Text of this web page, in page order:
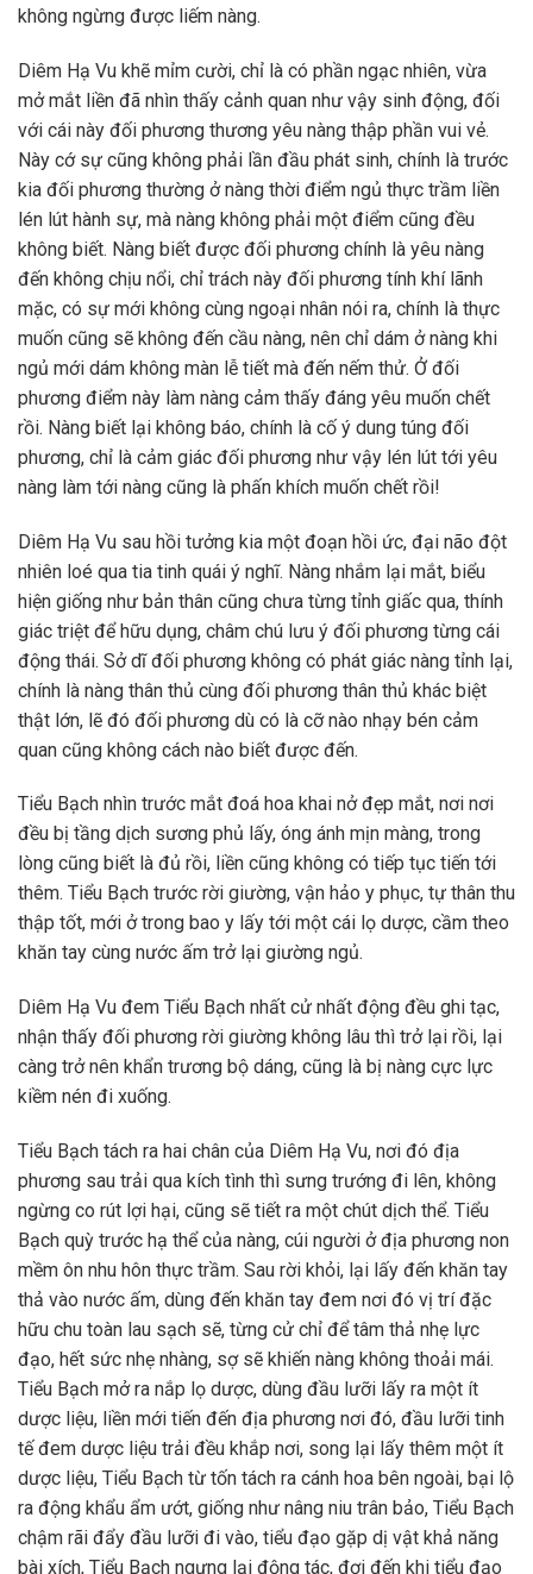
không ngừng được liếm nàng.
Diêm Hạ Vu khẽ mỉm cười, chỉ là có phần ngạc nhiên, vừa
mở mắt liền đã nhìn thấy cảnh quan như vậy sinh động, đối
với cái này đối phương thương yêu nàng thập phần vui vẻ.
Này cớ sự cũng không phải lần đầu phát sinh, chính là trước
kia đối phương thường ở nàng thời điểm ngủ thực trầm liền
lén lút hành sự, mà nàng không phải một điểm cũng đều
không biết. Nàng biết được đối phương chính là yêu nàng
đến không chịu nổi, chỉ trách này đối phương tính khí lãnh
mặc, có sự mới không cùng ngoại nhân nói ra, chính là thực
muốn cũng sẽ không đến cầu nàng, nên chỉ dám ở nàng khi
ngủ mới dám không màn lễ tiết mà đến nếm thử. Ở đối
phương điểm này làm nàng cảm thấy đáng yêu muốn chết
rồi. Nàng biết lại không báo, chính là cố ý dung túng đối
phương, chỉ là cảm giác đối phương như vậy lén lút tới yêu
nàng làm tới nàng cũng là phấn khích muốn chết rồi!
Diêm Hạ Vu sau hồi tưởng kia một đoạn hồi ức, đại não đột
nhiên loé qua tia tinh quái ý nghĩ. Nàng nhắm lại mắt, biểu
hiện giống như bản thân cũng chưa từng tỉnh giấc qua, thính
giác triệt để hữu dụng, châm chú lưu ý đối phương từng cái
động thái. Sở dĩ đối phương không có phát giác nàng tỉnh lại,
chính là nàng thân thủ cùng đối phương thân thủ khác biệt
thật lớn, lẽ đó đối phương dù có là cỡ nào nhạy bén cảm
quan cũng không cách nào biết được đến.
Tiểu Bạch nhìn trước mắt đoá hoa khai nở đẹp mắt, nơi nơi
đều bị tầng dịch sương phủ lấy, óng ánh mịn màng, trong
lòng cũng biết là đủ rồi, liền cũng không có tiếp tục tiến tới
thêm. Tiểu Bạch trước rời giường, vận hảo y phục, tự thân thu
thập tốt, mới ở trong bao y lấy tới một cái lọ dược, cầm theo
khăn tay cùng nước ấm trở lại giường ngủ.
Diêm Hạ Vu đem Tiểu Bạch nhất cử nhất động đều ghi tạc,
nhận thấy đối phương rời giường không lâu thì trở lại rồi, lại
càng trở nên khẩn trương bộ dáng, cũng là bị nàng cực lực
kiềm nén đi xuống.
Tiểu Bạch tách ra hai chân của Diêm Hạ Vu, nơi đó địa
phương sau trải qua kích tình thì sưng trướng đi lên, không
ngừng co rút lợi hại, cũng sẽ tiết ra một chút dịch thể. Tiểu
Bạch quỳ trước hạ thể của nàng, cúi người ở địa phương non
mềm ôn nhu hôn thực trầm. Sau rời khỏi, lại lấy đến khăn tay
thả vào nước ấm, dùng đến khăn tay đem nơi đó vị trí đặc
hữu chu toàn lau sạch sẽ, từng cử chỉ để tâm thả nhẹ lực
đạo, hết sức nhẹ nhàng, sợ sẽ khiến nàng không thoải mái.
Tiểu Bạch mở ra nắp lọ dược, dùng đầu lưỡi lấy ra một ít
dược liệu, liền mới tiến đến địa phương nơi đó, đầu lưỡi tinh
tế đem dược liệu trải đều khắp nơi, song lại lấy thêm một ít
dược liệu, Tiểu Bạch từ tốn tách ra cánh hoa bên ngoài, bại lộ
ra động khẩu ẩm ướt, giống như nâng niu trân bảo, Tiểu Bạch
chậm rãi đẩy đầu lưỡi đi vào, tiểu đạo gặp dị vật khả năng
bài xích, Tiểu Bạch ngưng lại động tác, đợi đến khi tiểu đạo